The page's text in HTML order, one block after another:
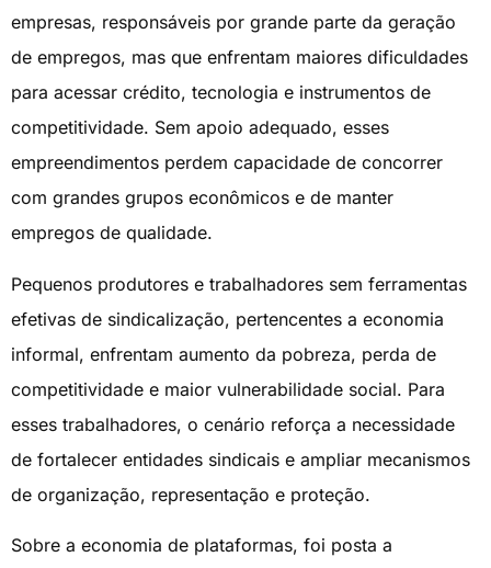
empresas, responsáveis por grande parte da geração
de empregos, mas que enfrentam maiores dificuldades
para acessar crédito, tecnologia e instrumentos de
competitividade. Sem apoio adequado, esses
empreendimentos perdem capacidade de concorrer
com grandes grupos econômicos e de manter
empregos de qualidade.
Pequenos produtores e trabalhadores sem ferramentas
efetivas de sindicalização, pertencentes a economia
informal, enfrentam aumento da pobreza, perda de
competitividade e maior vulnerabilidade social. Para
esses trabalhadores, o cenário reforça a necessidade
de fortalecer entidades sindicais e ampliar mecanismos
de organização, representação e proteção.
Sobre a economia de plataformas, foi posta a